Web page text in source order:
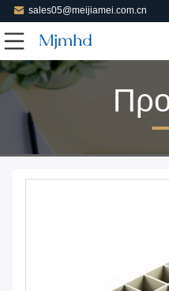
sales05@meijiamei.com.cn